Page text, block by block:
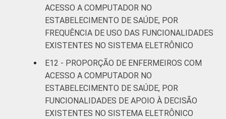
ACESSO A COMPUTADOR NO
ESTABELECIMENTO DE SAÚDE, POR
FREQUÊNCIA DE USO DAS FUNCIONALIDADES
EXISTENTES NO SISTEMA ELETRÔNICO
E12 - PROPORÇÃO DE ENFERMEIROS COM
ACESSO A COMPUTADOR NO
ESTABELECIMENTO DE SAÚDE, POR
FUNCIONALIDADES DE APOIO À DECISÃO
EXISTENTES NO SISTEMA ELETRÔNICO